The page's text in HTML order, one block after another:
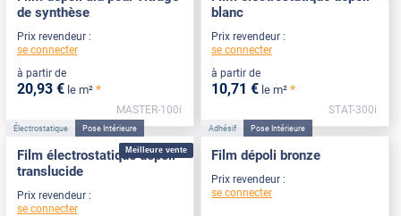
de synthèse
Prix revendeur :
se connecter
à partir de
20,93 € le m² *
MASTER-100i
blanc
Prix revendeur :
se connecter
à partir de
10,71 € le m² *
STAT-300i
Meilleure vente
Électrostatique Pose Intérieure
Film électrostatique dépoli
translucide
Prix revendeur :
se connecter
Adhésif Pose Intérieure
Film dépoli bronze
Prix revendeur :
se connecter